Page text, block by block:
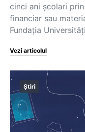
cinci ani școlari
financiar sau
Fundația
Vezi articolul
Știri